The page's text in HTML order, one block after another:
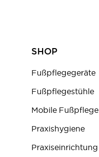
SHOP
Fußpflegegeräte
Fußpflegestühle
Mobile Fußpflege
Praxishygiene
Praxiseinrichtung